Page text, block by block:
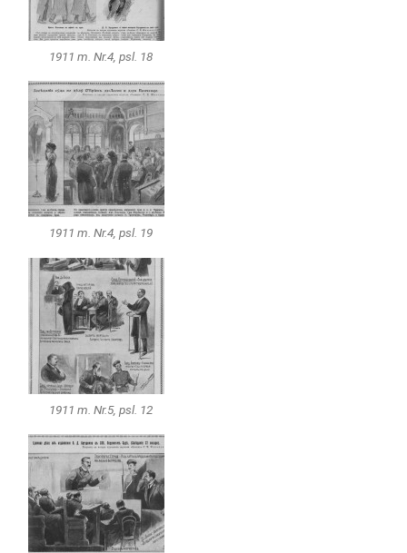
1911 m. Nr.4, psl. 18
1911 m. Nr.4, psl. 19
1911 m. Nr.5, psl. 12